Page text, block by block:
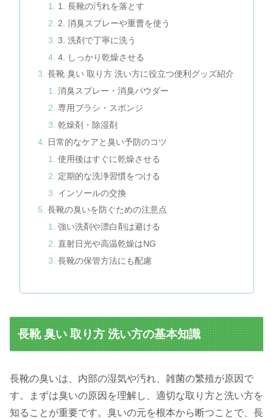
1. 長靴の汚れを落とす
2. 消臭スプレーや重曹を使う
3. 洗剤で丁寧に洗う
4. しっかり乾燥させる
長靴 臭い 取り方 洗い方に役立つ便利グッズ紹介
消臭スプレー・消臭パウダー
専用ブラシ・スポンジ
乾燥剤・除湿剤
日常的なケアと臭い予防のコツ
使用後はすぐに乾燥させる
定期的な洗浄習慣をつける
インソールの交換
長靴の臭いを防ぐための注意点
強い洗剤や漂白剤は避ける
直射日光や高温乾燥はNG
長靴の保管方法にも配慮
長靴 臭い 取り方 洗い方の基本知識
長靴の臭いは、内部の湿気や汚れ、雑菌の繁殖が原因で
す。まずは臭いの原因を理解し、適切な取り方と洗い方を
知ることが重要です。臭いの元を根本から断つことで、長